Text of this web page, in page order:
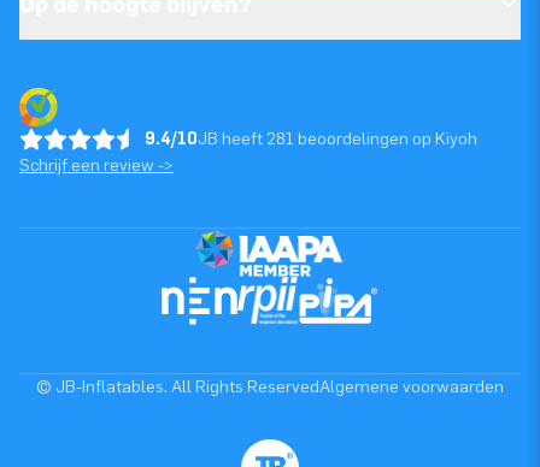
9.4/10JB heeft 281 beoordelingen op Kiyoh
Schrijf een review ->
© JB-Inflatables. All Rights ReservedAlgemene voorwaarden